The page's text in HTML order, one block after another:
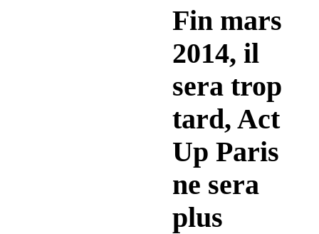
Fin mars
2014, il
sera trop
tard, Act
Up Paris
ne sera
plus